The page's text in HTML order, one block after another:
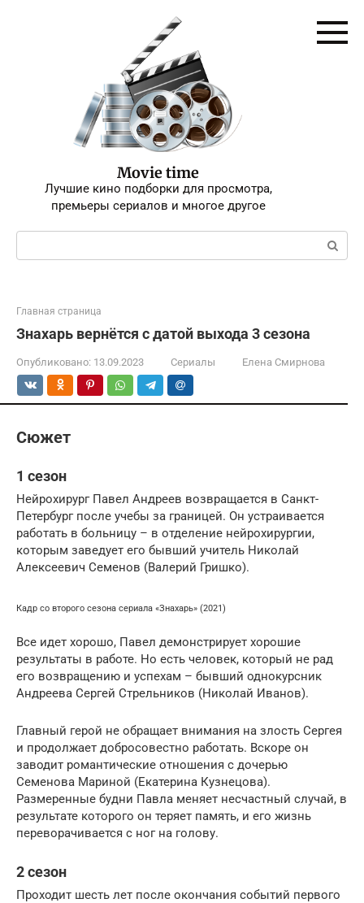
Movie time
Лучшие кино подборки для просмотра,
премьеры сериалов и многое другое
Поиск:
Главная страница
Знахарь вернётся с датой выхода 3 сезона
Опубликовано: 13.09.2023 Сериалы Елена Смирнова
Сюжет
1 сезон
Нейрохирург Павел Андреев возвращается в Санкт-
Петербург после учебы за границей. Он устраивается
работать в больницу – в отделение нейрохирургии,
которым заведует его бывший учитель Николай
Алексеевич Семенов (Валерий Гришко).
Кадр со второго сезона сериала «Знахарь» (2021)
Все идет хорошо, Павел демонстрирует хорошие
результаты в работе. Но есть человек, который не рад
его возвращению и успехам – бывший однокурсник
Андреева Сергей Стрельников (Николай Иванов).
Главный герой не обращает внимания на злость Сергея
и продолжает добросовестно работать. Вскоре он
заводит романтические отношения с дочерью
Семенова Мариной (Екатерина Кузнецова).
Размеренные будни Павла меняет несчастный случай, в
результате которого он теряет память, и его жизнь
переворачивается с ног на голову.
2 сезон
Проходит шесть лет после окончания событий первого